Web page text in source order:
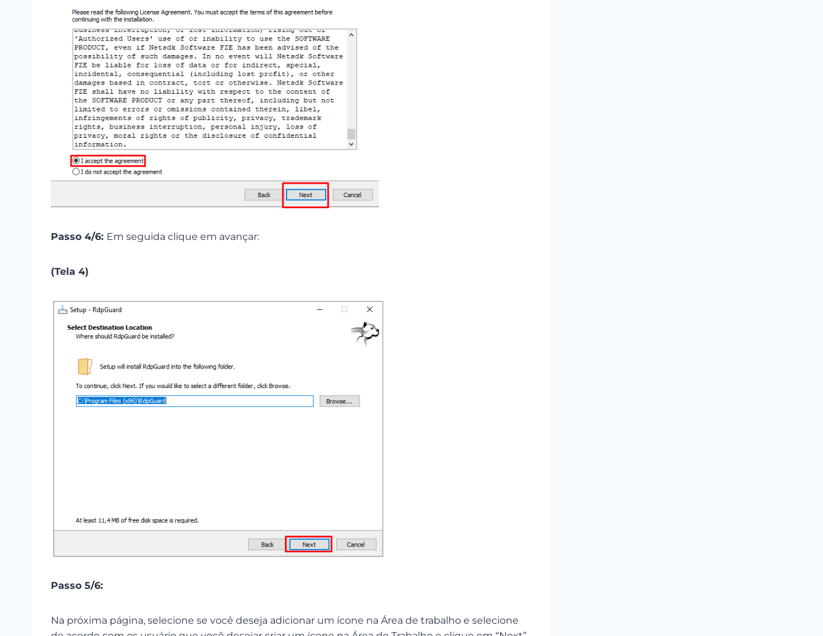
Passo 4/6: Em seguida clique em avançar:
(Tela 4)
Passo 5/6:
Na próxima página, selecione se você deseja adicionar um ícone na Área de trabalho e selecione